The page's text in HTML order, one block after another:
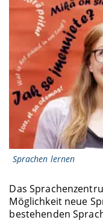
Sprachen lernen
Das
Möglichkeit neue
bestehenden